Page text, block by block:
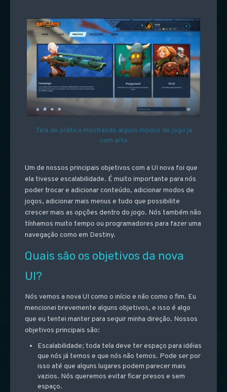
Tela de prática mostrando alguns modos de jogo já
com arte
Um de nossos principais objetivos com a UI nova foi que
ela tivesse escalabilidade. É muito importante para nós
poder trocar e adicionar conteúdo, adicionar modos de
jogos, adicionar mais menus e tudo que possibilite
crescer mais as opções dentro do jogo. Nós também não
tínhamos muito tempo ou programadores para fazer uma
navegação como em Destiny.
Quais são os objetivos da nova
UI?
Nós vemos a nova UI como o início e não como o fim. Eu
mencionei brevemente alguns objetivos, e isso é algo
que eu tentei manter para seguir minha direção. Nossos
objetivos principais são:
Escalabilidade; toda tela deve ter espaço para idéias
que nós já temos e que nós não temos. Pode ser por
isso até que alguns lugares podem parecer mais
vazios. Nós queremos evitar ficar presos e sem
espaço.